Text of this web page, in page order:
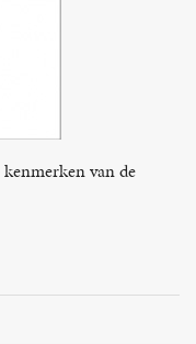
van de